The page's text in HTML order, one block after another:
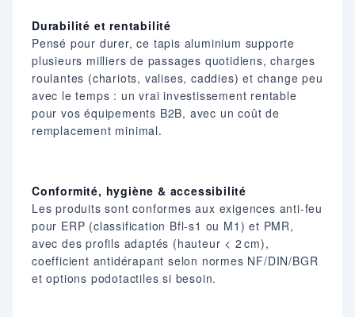
Durabilité et rentabilité
Pensé pour durer, ce tapis aluminium supporte
plusieurs milliers de passages quotidiens, charges
roulantes (chariots, valises, caddies) et change peu
avec le temps : un vrai investissement rentable
pour vos équipements B2B, avec un coût de
remplacement minimal.
Conformité, hygiène & accessibilité
Les produits sont conformes aux exigences anti-feu
pour ERP (classification Bfl‑s1 ou M1) et PMR,
avec des profils adaptés (hauteur < 2 cm),
coefficient antidérapant selon normes NF/DIN/BGR
et options podotactiles si besoin.